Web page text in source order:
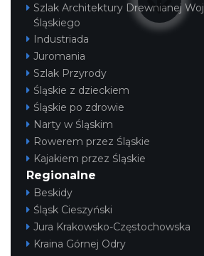
Szlak Architektury Drewnianej
Śląskiego
Industriada
Juromania
Szlak Przyrody
Śląskie z dzieckiem
Śląskie po zdrowie
Narty w Śląskim
Rowerem przez Śląskie
Kajakiem przez Śląskie
Regionalne
Beskidy
Śląsk Cieszyński
Jura Krakowsko-Częstochowska
Kraina Górnej Odry